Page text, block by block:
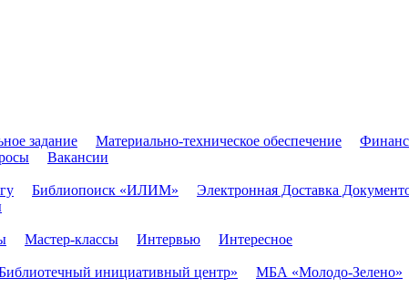
задание Материально-техническое обеспечение
Вакансии
Библиопоиск «ИЛИМ» Электронная Доставка
Мастер-классы Интервью
Интересное
инициативный центр» МБА «Молодо-Зелено»